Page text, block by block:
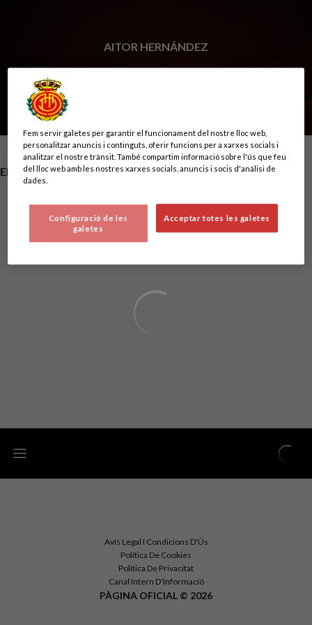
AITOR HERNÁNDEZ
0
POSICIÓ
ENCARREGAT DE MATERIAL
Avís Legal I Condicions D'Ús
Política De Cookies
Política De Privacitat
Canal Intern D'Informació
PÀGINA OFICIAL © 2026
Fem servir galetes per garantir el funcionament del nostre lloc web,
personalitzar anuncis i continguts, oferir funcions per a xarxes socials i
analitzar el nostre trànsit. També compartim informació sobre l'ús que feu
del lloc web amb les nostres xarxes socials, anuncis i socis d'anàlisi de
dades.
Acceptar totes les galetes
Configuració de les
galetes